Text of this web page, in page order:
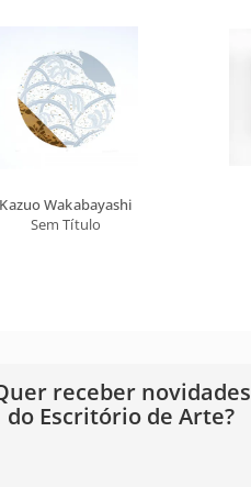
Kazuo Wakabayashi
Sem Título
receber novidades
do Escritório de Arte?